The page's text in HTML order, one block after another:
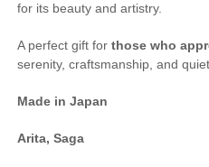
for its beauty and artistry.
A perfect gift for those who
serenity, craftsmanship, and
Made in Japan
Arita, Saga